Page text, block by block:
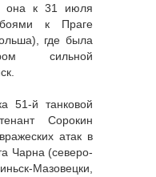
она к 31 июля
к Праге
где была
сильной
51-й танковой
Сорокин
атак в
Чарна (северо-
Мазовецки,